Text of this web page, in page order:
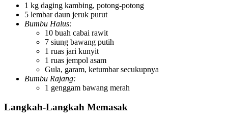
1 kg daging kambing, potong-potong
5 lembar daun jeruk purut
Bumbu Halus:
10 buah cabai rawit
7 siung bawang putih
1 ruas jari kunyit
1 ruas jempol asam
Gula, garam, ketumbar secukupnya
Bumbu Rajang:
1 genggam bawang merah
Langkah-Langkah Memasak